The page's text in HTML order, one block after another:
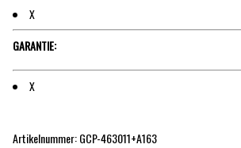
X
GARANTIE:
X
Artikelnummer: GCP-463011+A163